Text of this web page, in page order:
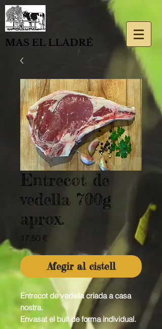
MAS EL LLADRÉ
Entrecot de
vedella 700g
aprox.
17,50 €
Afegir al cistell
Entrecot de vedella criada a casa
nostra.
Envasat el buit de forma individual.